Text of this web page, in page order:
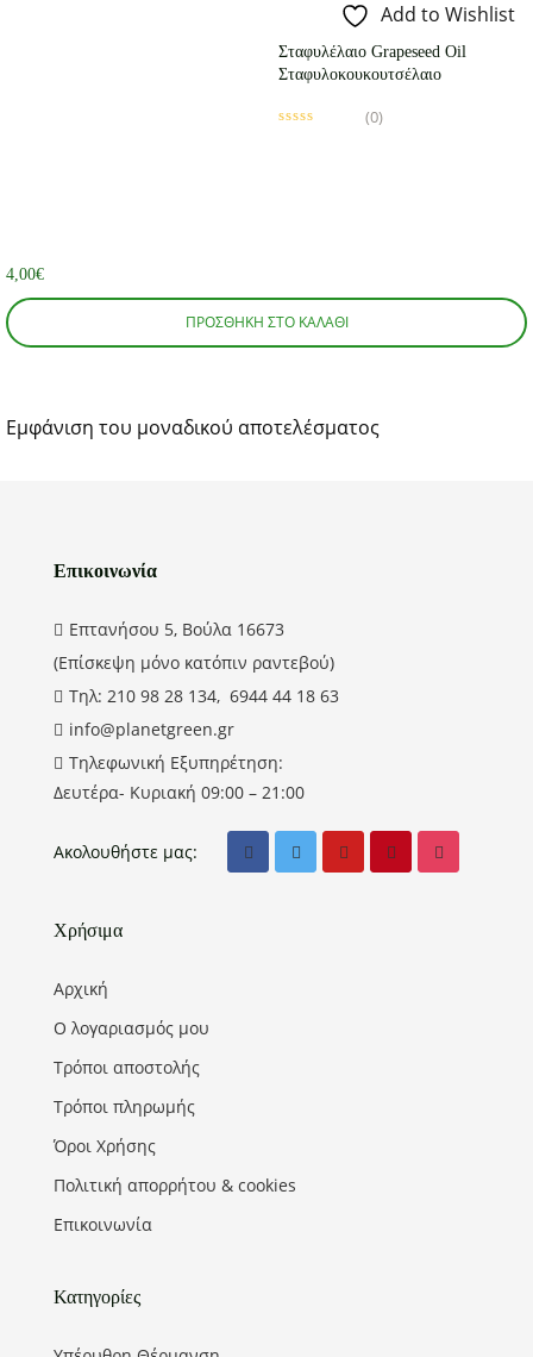
Add to Wishlist
Σταφυλέλαιο Grapeseed Oil
Σταφυλοκουκουτσέλαιο
(0)
4,00€
ΠΡΟΣΘΉΚΗ ΣΤΟ ΚΑΛΆΘΙ
Εμφάνιση του μοναδικού αποτελέσματος
Επικοινωνία
Επτανήσου 5, Βούλα 16673
(Επίσκεψη μόνο κατόπιν ραντεβού)
Τηλ: 210 98 28 134, 6944 44 18 63
info@planetgreen.gr
Τηλεφωνική Εξυπηρέτηση:
Δευτέρα- Κυριακή 09:00 – 21:00
Ακολουθήστε μας:
Χρήσιμα
Αρχική
Ο λογαριασμός μου
Τρόποι αποστολής
Τρόποι πληρωμής
Όροι Χρήσης
Πολιτική απορρήτου & cookies
Επικοινωνία
Κατηγορίες